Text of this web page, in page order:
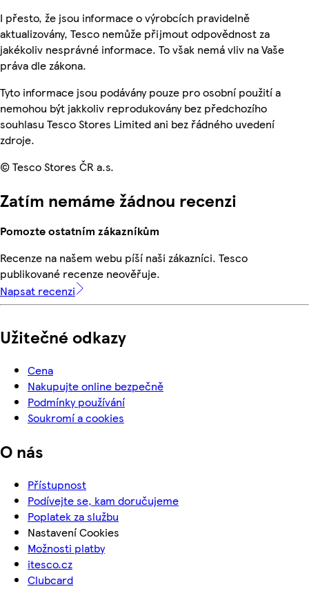
I přesto, že jsou informace o výrobcích pravidelně
aktualizovány, Tesco nemůže přijmout odpovědnost za
jakékoliv nesprávné informace. To však nemá vliv na Vaše
práva dle zákona.
Tyto informace jsou podávány pouze pro osobní použití a
nemohou být jakkoliv reprodukovány bez předchozího
souhlasu Tesco Stores Limited ani bez řádného uvedení
zdroje.
© Tesco Stores ČR a.s.
Zatím nemáme žádnou recenzi
Pomozte ostatním zákazníkům
Recenze na našem webu píší naši zákazníci. Tesco
publikované recenze neověřuje.
Napsat recenzi
Užitečné odkazy
Cena
Nakupujte online bezpečně
Podmínky používání
Soukromí a cookies
O nás
Přístupnost
Podívejte se, kam doručujeme
Poplatek za službu
Nastavení Cookies
Možnosti platby
itesco.cz
Clubcard